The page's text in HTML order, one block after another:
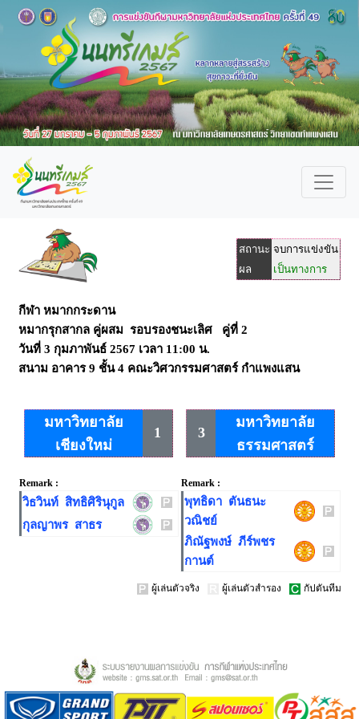
สถานะ จบการแข่งขัน
ผล
เป็นทางการ
กีฬา หมากกระดาน
หมากรุกสากล คู่ผสม รอบรองชนะเลิศ คู่ที่ 2
วันที่ 3 กุมภาพันธ์ 2567 เวลา 11:00 น.
สนาม อาคาร 9 ชั้น 4 คณะวิศวกรรมศาสตร์ กำแพงแสน
มหาวิทยาลัย
เชียงใหม่
1
Remark :
วิธวินท์ สิทธิศิรินุกูล
กุลญาพร สาธร
3
มหาวิทยาลัย
ธรรมศาสตร์
Remark :
พุทธิดา ตันธนะ
วณิชย์
ภิณัฐพงษ์ ภีร์พชร
กานต์
ผู้เล่นตัวจริง ผู้เล่นตัวสำรอง กัปตันทีม